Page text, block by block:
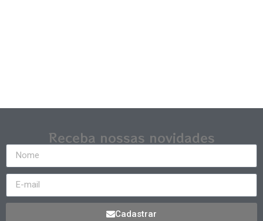
Receba nossas novidades
Cadastrar